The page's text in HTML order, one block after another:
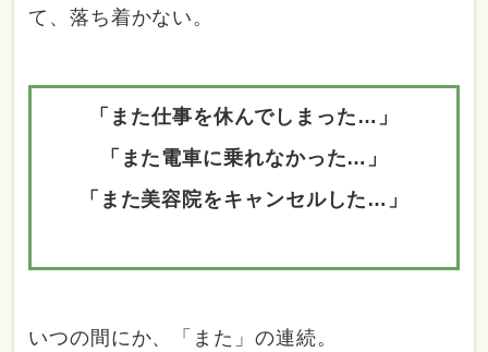
て、落ち着かない。
「また仕事を休んでしまった…」
「また電車に乗れなかった…」
「また美容院をキャンセルした…」
いつの間にか、「また」の連続。